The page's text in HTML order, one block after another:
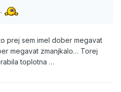
prej sem imel dober megavat
megavat zmanjkalo… Torej
toplotna …